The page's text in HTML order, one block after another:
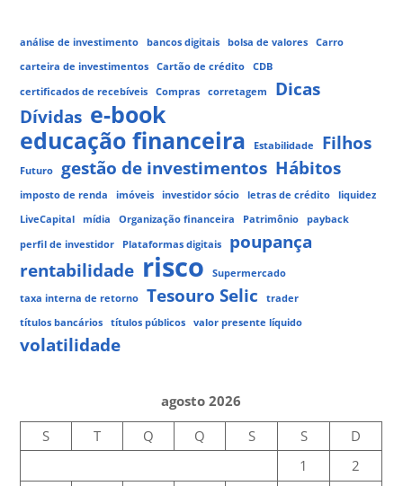
análise de investimento bancos digitais bolsa de valores
Carro
carteira de investimentos
Cartão de crédito
CDB
certificados de recebíveis
Compras corretagem
Dicas
Dívidas e-book
educação financeira
Estabilidade Filhos
Futuro gestão de investimentos Hábitos
imposto de renda imóveis investidor sócio letras de crédito
liquidez
LiveCapital
mídia Organização financeira Patrimônio
payback
perfil de investidor
Plataformas digitais
poupança
rentabilidade risco
Supermercado
taxa interna de retorno
Tesouro Selic
trader
títulos bancários
títulos públicos valor presente líquido
volatilidade
agosto 2026
S
T Q Q S S
D
1
2